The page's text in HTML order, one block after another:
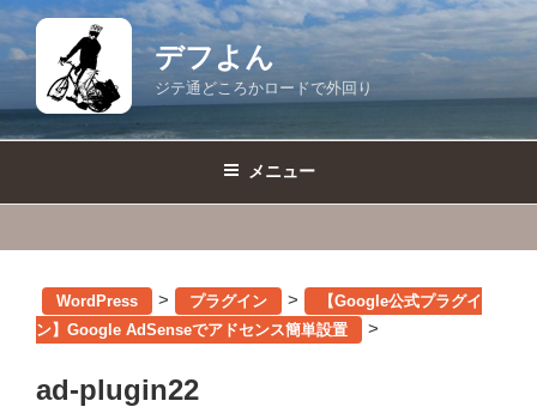
コ
ン
デフよん
ジテ通どころかロードで外回り
メニュー
WordPress > プラグイン >
【Google公式プラグイ
ン】Google AdSenseでアドセンス簡単設置
>
ad-plugin22